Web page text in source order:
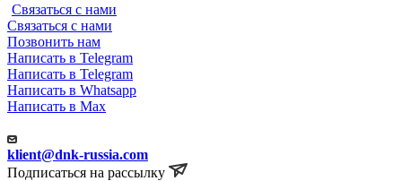
Связаться с нами
Связаться с нами
Позвонить нам
Написать в Telegram
Написать в Telegram
Написать в Whatsapp
Написать в Max
klient@dnk-russia.com
Подписаться на рассылку